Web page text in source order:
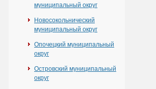
муниципальный округ
Новосокольнический
муниципальный округ
Опочецкий муниципальный
округ
Островский муниципальный
округ